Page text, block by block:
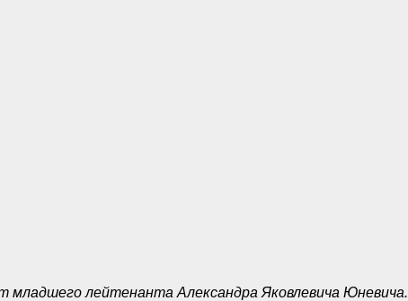
младшего лейтенанта Александра Яковлевича Юневича.